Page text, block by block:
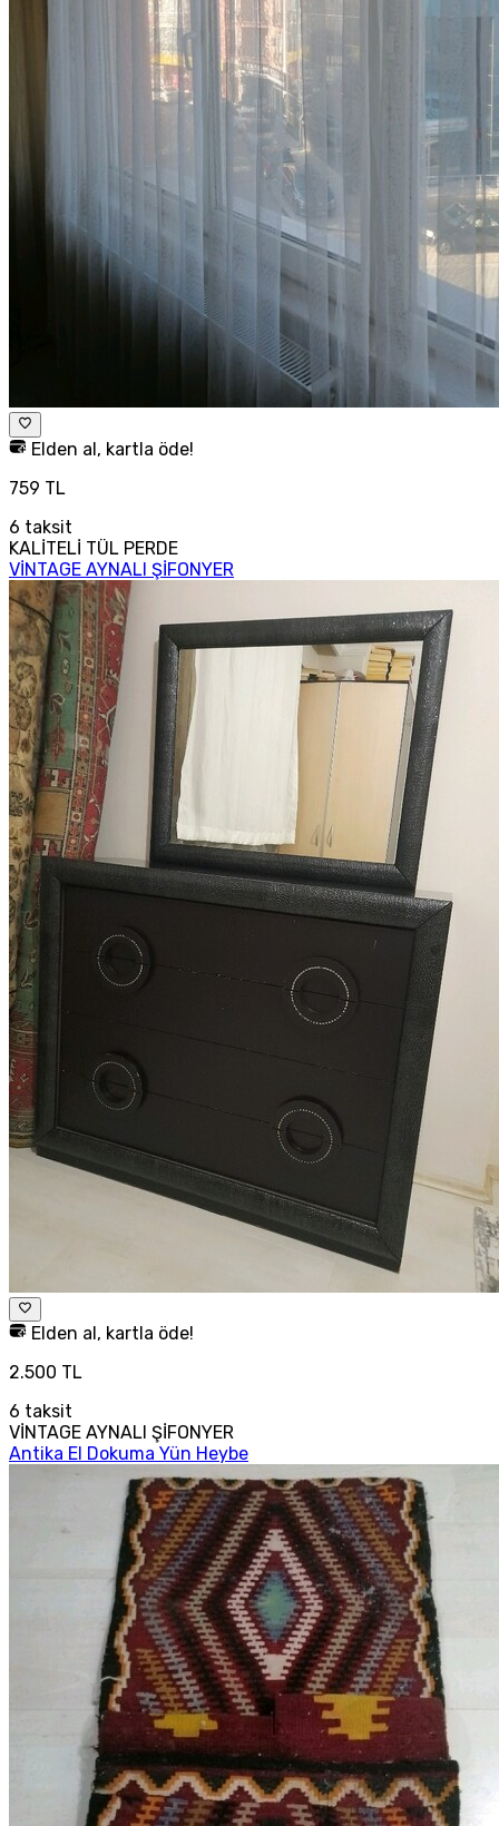
Elden al, kartla öde!
759 TL
6 taksit
KALİTELİ TÜL PERDE
VİNTAGE AYNALI ŞİFONYER
Elden al, kartla öde!
2.500 TL
6 taksit
VİNTAGE AYNALI ŞİFONYER
Antika El Dokuma Yün Heybe